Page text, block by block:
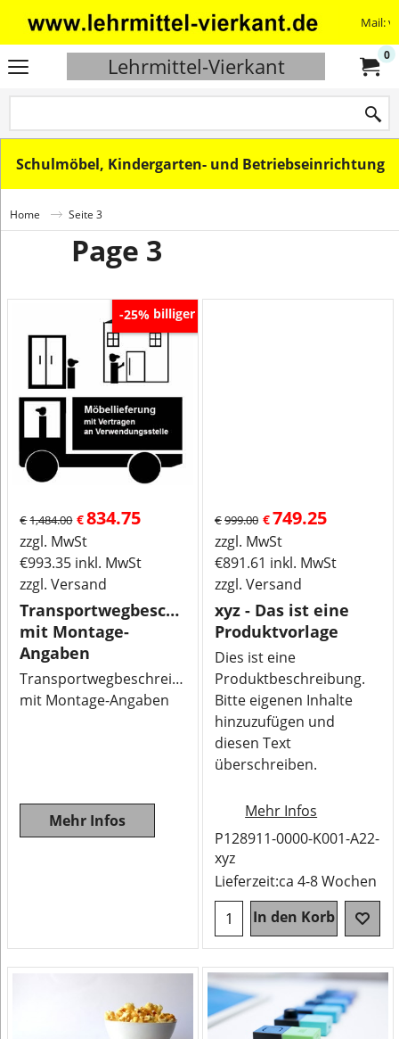
Mail:
Lehrmittel-Vierkant 0
Schulmöbel, Kindergarten- und Betriebseinrichtung
Home Seite 3
Page 3
-25% billiger
€1,484.00 €834.75
zzgl. MwSt
€993.35 inkl. MwSt
zzgl. Versand
Transportwegbeschreibung
mit Montage-
Angaben
Transportwegbeschreibung
mit Montage-Angaben
Mehr Infos
€999.00 €749.25
zzgl. MwSt
€891.61 inkl. MwSt
zzgl. Versand
xyz - Das ist eine
Produktvorlage
Dies ist eine
Produktbeschreibung.
Bitte eigenen Inhalte
hinzuzufügen und
diesen Text
überschreiben.
Mehr Infos
P128911-0000-K001-A22-
xyz
Lieferzeit:ca 4-8 Wochen
In den Korb